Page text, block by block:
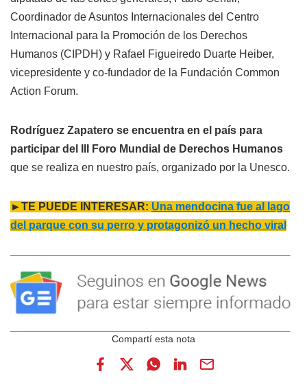
Coordinador de Asuntos Internacionales del Centro
Internacional para la Promoción de los Derechos
Humanos (CIPDH) y Rafael Figueiredo Duarte Heiber,
vicepresidente y co-fundador de la Fundación Common
Action Forum.
Rodríguez Zapatero se encuentra en el país para
participar del III Foro Mundial de Derechos Humanos
que se realiza en nuestro país, organizado por la Unesco.
►TE PUEDE INTERESAR: Una mendocina fue al lago
del parque con su perro y protagonizó un hecho viral